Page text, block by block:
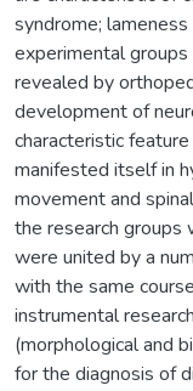
syndrome;
experimental
revealed by
development of
characteristic
manifested itself in
movement and
the research groups
were united by a
with the same
instrumental
(morphological and
for the diagnosis of